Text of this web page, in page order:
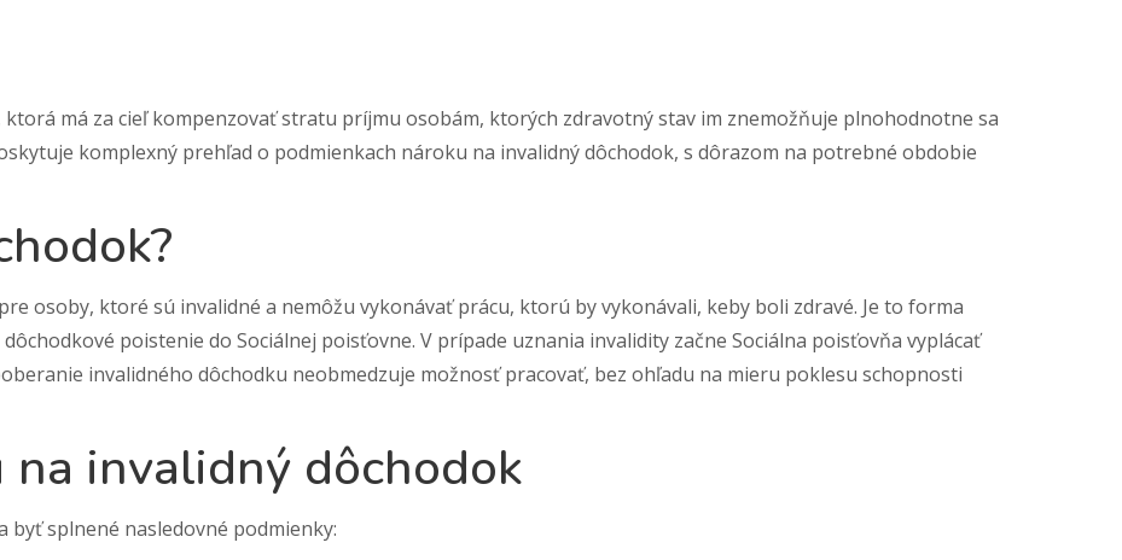
ktorá má za cieľ kompenzovať stratu príjmu osobám, ktorých zdravotný stav im znemožňuje plnohodnotne sa
komplexný prehľad o podmienkach nároku na invalidný dôchodok, s dôrazom na potrebné obdobie
osoby, ktoré sú invalidné a nemôžu vykonávať prácu, ktorú by vykonávali, keby boli zdravé. Je to forma
poistenie do Sociálnej poisťovne. V prípade uznania invalidity začne Sociálna poisťovňa vyplácať
invalidného dôchodku neobmedzuje možnosť pracovať, bez ohľadu na mieru poklesu schopnosti
na invalidný dôchodok
byť splnené nasledovné podmienky: